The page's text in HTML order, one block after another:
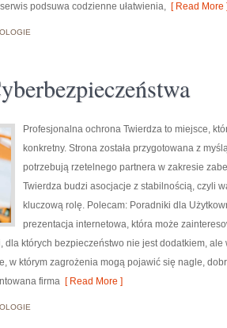
podsuwa codzienne ułatwienia, [ Read More
Profesjonalna ochrona Twierdza to miejsce,
konkretny. Strona została przygotowana z
potrzebują rzetelnego partnera w zakresie
Twierdza budzi asocjacje z stabilnością, czyli
kluczową rolę. Polecam: Poradniki dla
prezentacja internetowa, która może
dla których bezpieczeństwo nie jest dodatkiem,
w którym zagrożenia mogą pojawić się nagle,
firma [ Read More ]